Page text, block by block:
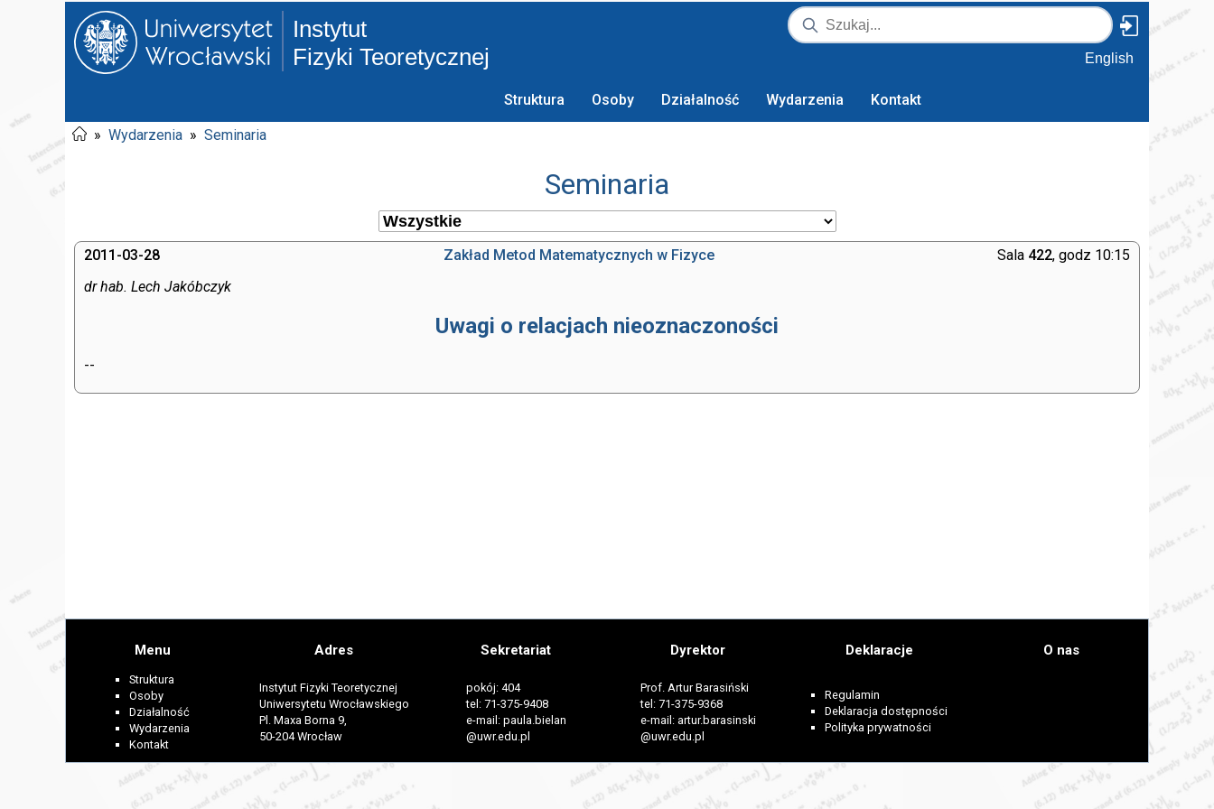
Instytut
Fizyki Teoretycznej
English
Struktura Osoby Działalność Wydarzenia Kontakt
» Wydarzenia » Seminaria
Seminaria
2011-03-28 Sala 422, godz 10:15
Zakład Metod Matematycznych w Fizyce
dr hab. Lech Jakóbczyk
Uwagi o relacjach nieoznaczoności
--
Menu
Struktura
Osoby
Działalność
Wydarzenia
Kontakt
Adres
Instytut Fizyki Teoretycznej
Uniwersytetu Wrocławskiego
Pl. Maxa Borna 9,
50-204 Wrocław
Sekretariat
pokój: 404
tel: 71-375-9408
e-mail: paula.bielan
@uwr.edu.pl
Dyrektor
Prof. Artur Barasiński
tel: 71-375-9368
e-mail: artur.barasinski
@uwr.edu.pl
Deklaracje
Regulamin
Deklaracja dostępności
Polityka prywatności
O nas